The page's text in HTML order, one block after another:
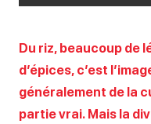
Du riz, beaucoup de
d’épices, c’est
généralement de la
partie vrai. Mais la